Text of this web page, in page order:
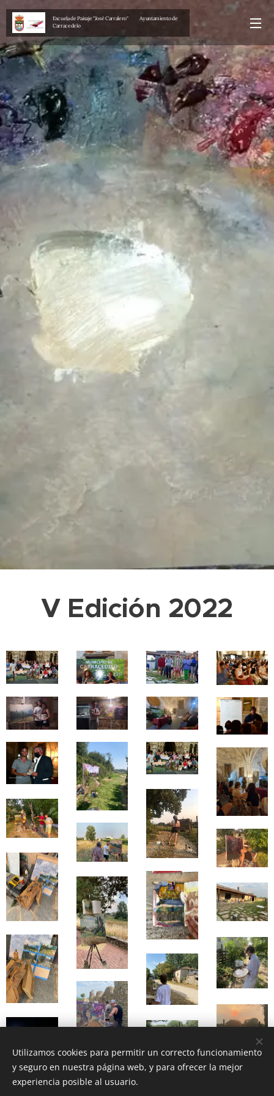
Escuela de Paisaje "José Carralero" Ayuntamiento de
Carracedelo
V Edición 2022
Utilizamos cookies para permitir un correcto funcionamiento
y seguro en nuestra página web, y para ofrecer la mejor
experiencia posible al usuario.